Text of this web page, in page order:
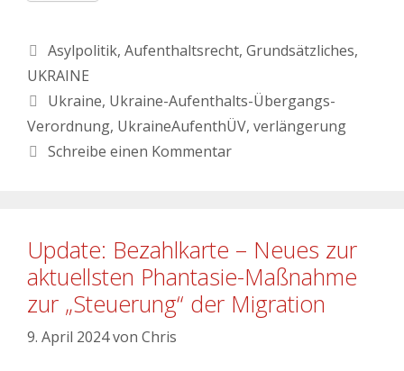
Asylpolitik, Aufenthaltsrecht, Grundsätzliches,
UKRAINE
Ukraine, Ukraine-Aufenthalts-Übergangs-
Verordnung, UkraineAufenthÜV, verlängerung
Schreibe einen Kommentar
Update: Bezahlkarte – Neues zur
aktuellsten Phantasie-Maßnahme
zur „Steuerung“ der Migration
9. April 2024von Chris